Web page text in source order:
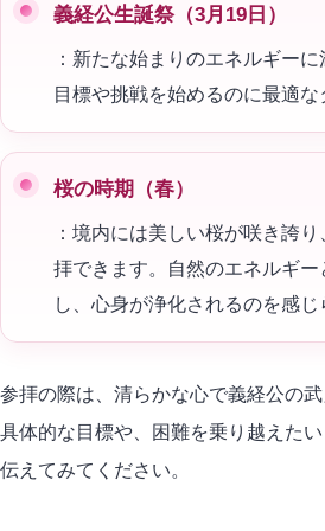
義経公生誕祭（3月19日）
：新たな始まりのエネルギー
目標や挑戦を始めるのに最適な
桜の時期（春）
：境内には美しい桜が咲き誇
拝できます。自然のエネルギ
し、心身が浄化されるのを感じ
参拝の際は、清らかな心で義経公の武
具体的な目標や、困難を乗り越えた
伝えてみてください。